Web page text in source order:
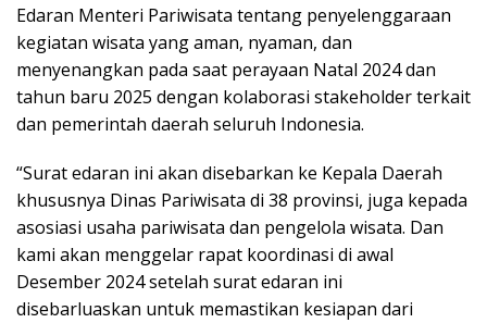
Edaran Menteri Pariwisata tentang penyelenggaraan
kegiatan wisata yang aman, nyaman, dan
menyenangkan pada saat perayaan Natal 2024 dan
tahun baru 2025 dengan kolaborasi stakeholder terkait
dan pemerintah daerah seluruh Indonesia.
“Surat edaran ini akan disebarkan ke Kepala Daerah
khususnya Dinas Pariwisata di 38 provinsi, juga kepada
asosiasi usaha pariwisata dan pengelola wisata. Dan
kami akan menggelar rapat koordinasi di awal
Desember 2024 setelah surat edaran ini
disebarluaskan untuk memastikan kesiapan dari